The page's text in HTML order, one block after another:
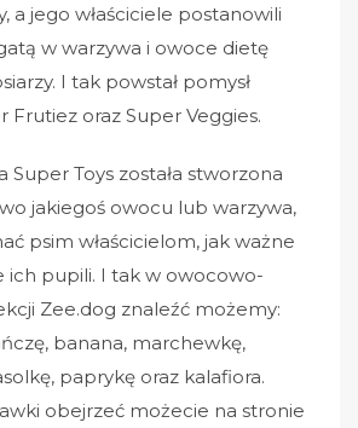
a jego właściciele postanowili
w warzywa i owoce dietę
I tak powstał pomysł
Frutiez oraz Super Veggies.
Super Toys została stworzona
jakiegoś owocu lub warzywa,
psim właścicielom, jak ważne
ich pupili. I tak w owocowo-
Zee.dog znaleźć możemy:
banana, marchewkę,
paprykę oraz kalafiora.
obejrzeć możecie na stronie